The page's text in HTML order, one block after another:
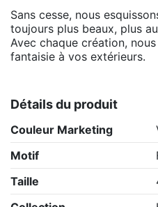
Sans cesse, nous
toujours plus beaux, plus
Avec chaque création,
fantaisie à vos extérieurs.
Détails du produit
Couleur Marketing
Motif
Taille